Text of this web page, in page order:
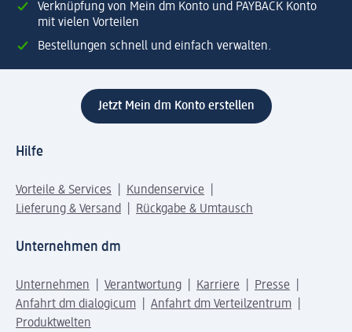
Verknüpfung von Mein dm Konto und PAYBACK Konto
mit vielen Vorteilen
Bestellungen schnell und einfach verwalten.
Jetzt Mein dm Konto erstellen
Hilfe
Vorteile & Services
Kundenservice
Lieferung & Versand
Rückgabe & Umtausch
Unternehmen dm
Unternehmen Verantwortung Karriere
Presse
Anfahrt dm dialogicum
Anfahrt dm Verteilzentrum
Produktwelten